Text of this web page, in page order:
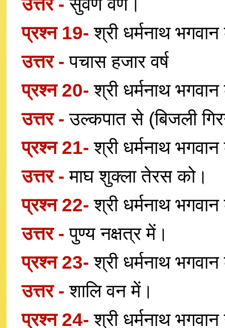
प्रश्न 19-श्री धर्मनाथ
उत्तर -पचास हजार वर्ष
प्रश्न 20-श्री धर्मनाथ
उत्तर -उल्कपात से (बिजली
प्रश्न 21-श्री धर्मनाथ
उत्तर -माघ शुक्ला तेरस को।
प्रश्न 22-श्री धर्मनाथ
उत्तर -पुण्य नक्षत्र में।
प्रश्न 23-श्री धर्मनाथ
उत्तर -शालि वन में।
प्रश्न 24-श्री धर्मनाथ